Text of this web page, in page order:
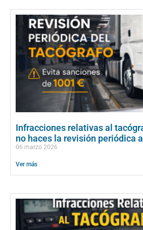
Infracciones relativas al
no haces la revisión periódica
06 marzo 2026
Ver más